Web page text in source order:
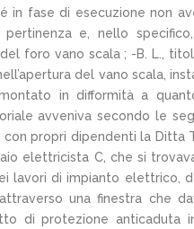
in fase di esecuzione non
e, nello
foro vano scala ; -B. L.,
del vano scala,
in difformità a
avveniva secondo le
con propri dipendenti la
elettricista C, che si
di impianto elettrico,
una finestra che
di protezione